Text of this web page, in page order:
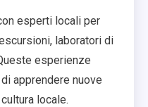
esperti locali per
laboratori di
esperienze
apprendere nuove
locale.